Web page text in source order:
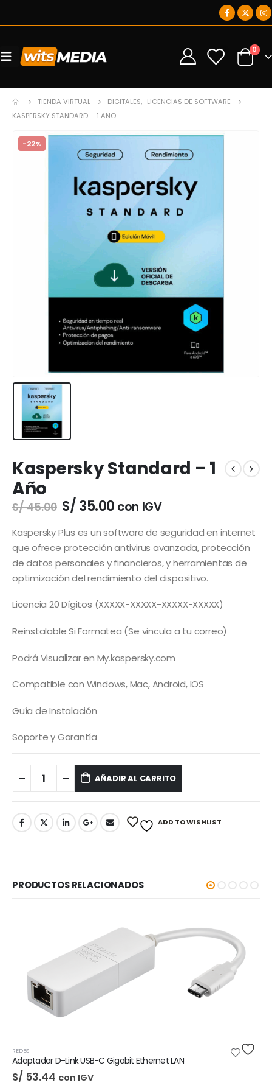
0 0
TIENDA VIRTUAL DIGITALES, LICENCIAS DE SOFTWARE
KASPERSKY STANDARD – 1 AÑO
-22%
Kaspersky Standard – 1
Año
S/45.00 El
precio
original
era:
S/ 45.00.
S/ 35.00El
actual
es:
S/ 35.00.
con IGV
Kaspersky Plus es un software de seguridad en internet
que ofrece protección antivirus avanzada, protección
de datos personales y financieros, y herramientas de
optimización del rendimiento del dispositivo.
Licencia 20 Dígitos (XXXXX-XXXXX-XXXXX-XXXXX)
Reinstalable Si Formatea (Se vincula a tu correo)
Podrá Visualizar en My.kaspersky.com
Compatible con Windows, Mac, Android, IOS
Guía de Instalación
Soporte y Garantía
AÑADIR AL CARRITO
ADD TO WISHLIST
PRODUCTOS RELACIONADOS